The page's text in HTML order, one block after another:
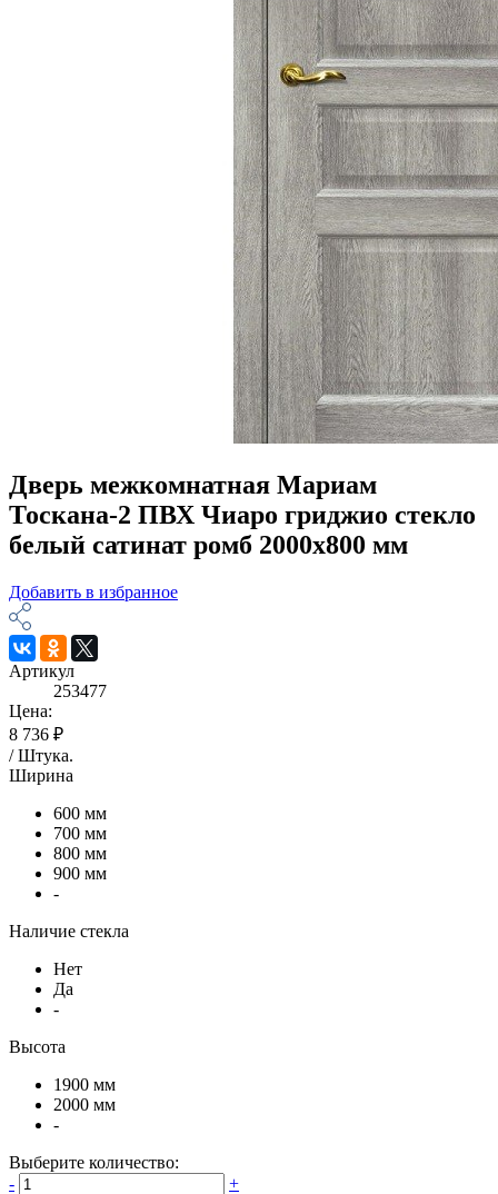
Дверь межкомнатная Мариам
Тоскана-2 ПВХ Чиаро гриджио стекло
белый сатинат ромб 2000х800 мм
Добавить в избранное
Артикул
253477
Цена:
8 736 ₽
/Штука.
Ширина
600 мм
700 мм
800 мм
900 мм
-
Наличие стекла
Нет
Да
-
Высота
1900 мм
2000 мм
-
Выберите количество:
-
+